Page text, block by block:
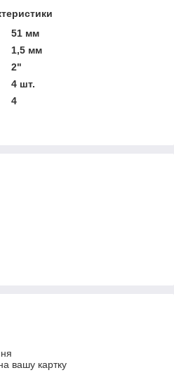
51 мм
1,5 мм
2"
4 шт.
4
вашу картку